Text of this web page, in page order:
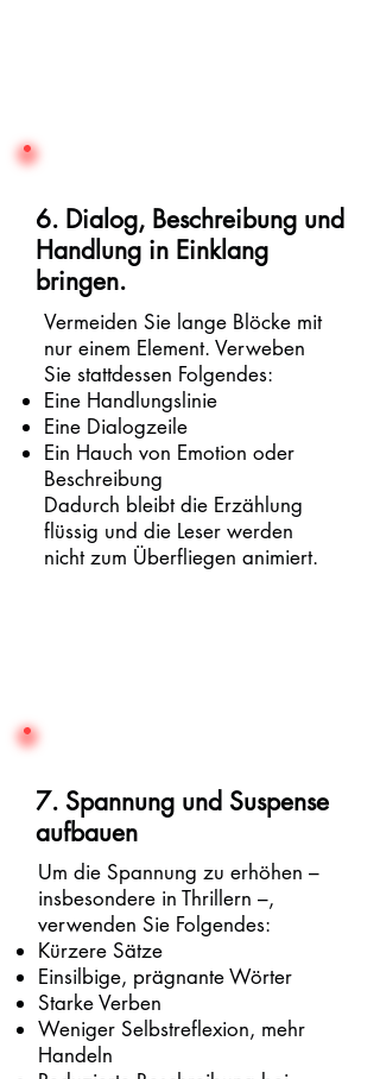
6. Dialog, Beschreibung und
Handlung in Einklang
bringen.
Vermeiden Sie lange Blöcke mit
nur einem Element. Verweben
Sie stattdessen Folgendes:
Eine Handlungslinie
Eine Dialogzeile
Ein Hauch von Emotion oder
Beschreibung
Dadurch bleibt die Erzählung
flüssig und die Leser werden
nicht zum Überfliegen animiert.
7. Spannung und Suspense
aufbauen
Um die Spannung zu erhöhen –
insbesondere in Thrillern –,
verwenden Sie Folgendes:
Kürzere Sätze
Einsilbige, prägnante Wörter
Starke Verben
Weniger Selbstreflexion, mehr
Handeln